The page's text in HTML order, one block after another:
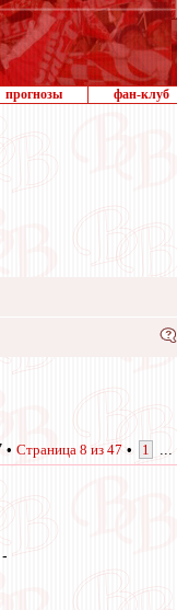
прогнозы фан-клуб
• Страница 8 из 47 • 1